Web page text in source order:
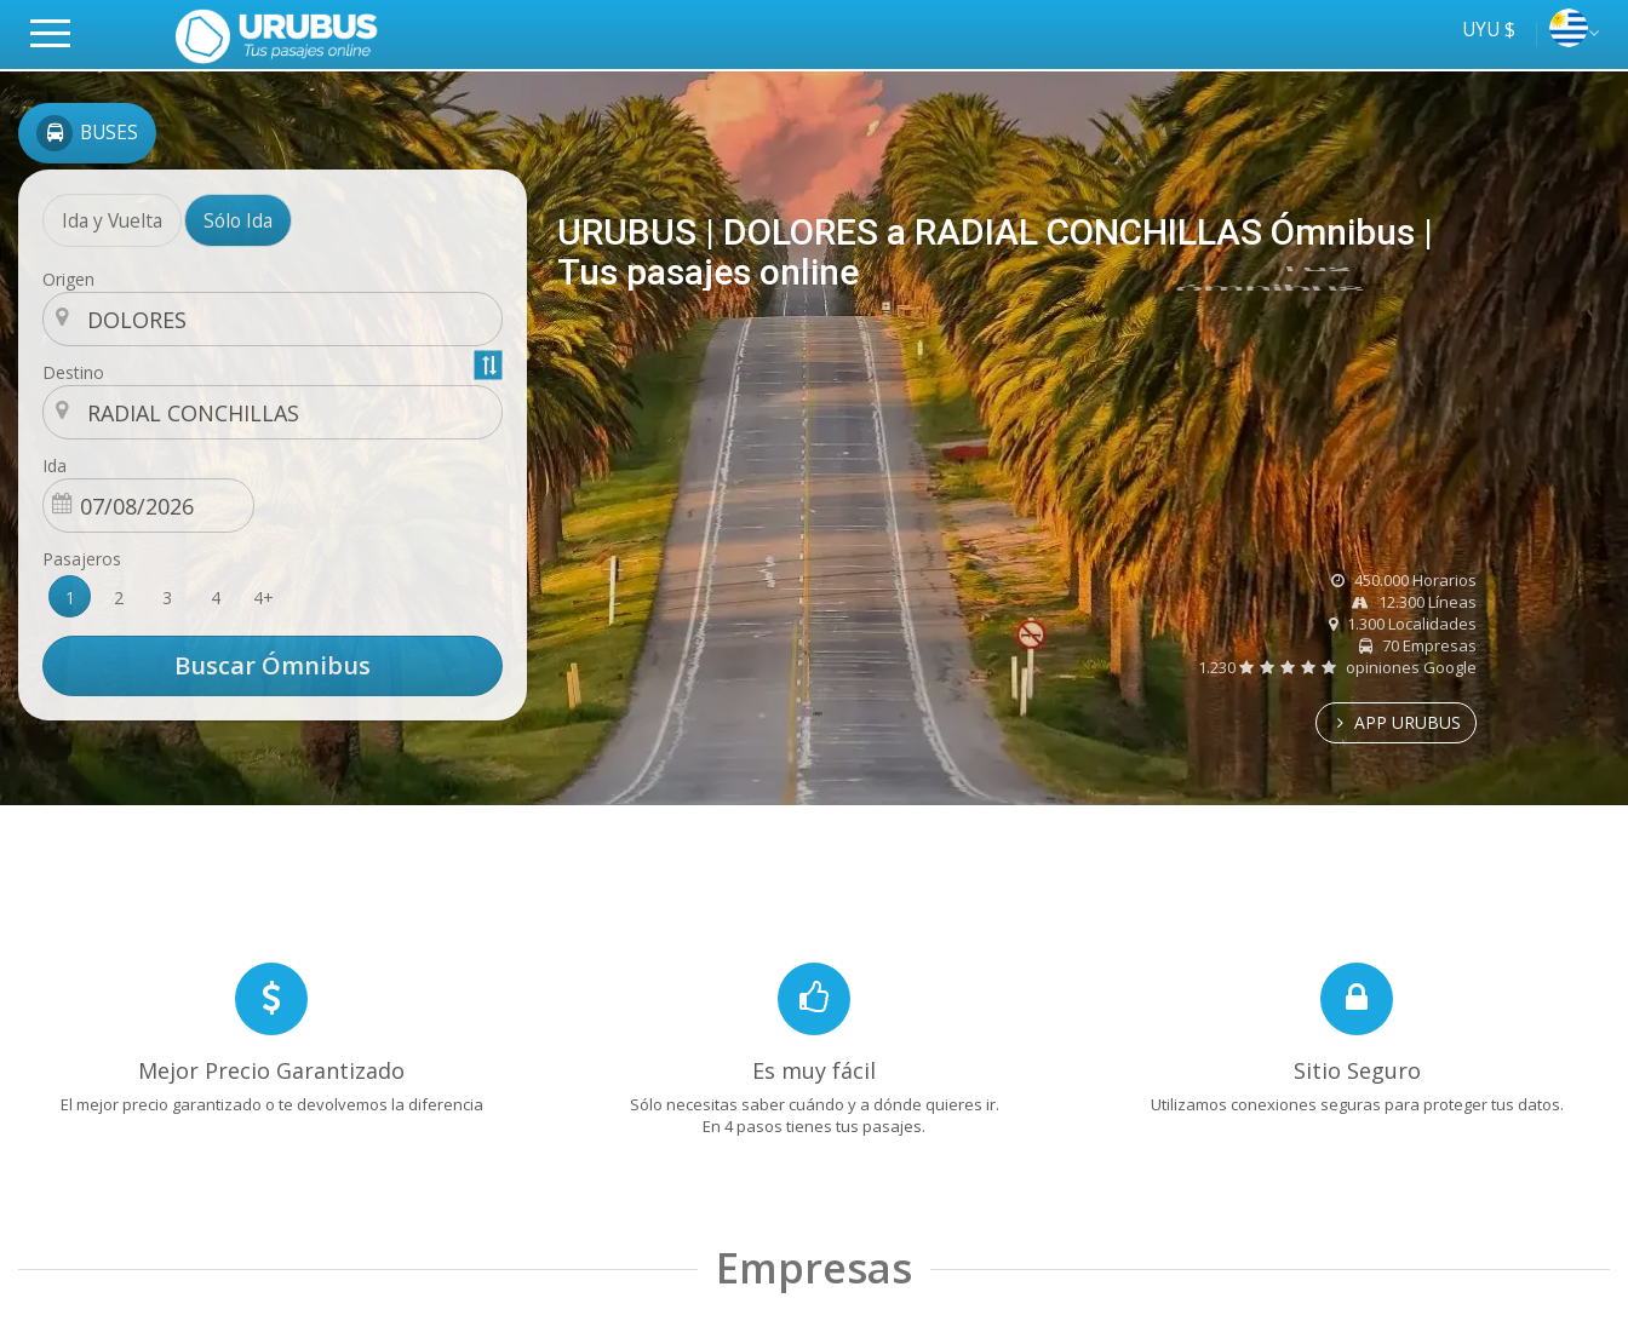
UYU $
BUSES
Ida y Vuelta Sólo Ida
Origen
Destino
Ida
Pasajeros
1
2 3 4 4+
URUBUS | DOLORES a RADIAL CONCHILLAS Ómnibus |
Tus pasajes online
online
Tus
ómnibus
450.000 Horarios
12.300 Líneas
1.300 Localidades
70 Empresas
1.230
opiniones Google
APP URUBUS
Mejor Precio Garantizado
El mejor precio garantizado o te devolvemos la diferencia
Es muy fácil
Sólo necesitas saber cuándo y a dónde quieres ir.
En 4 pasos tienes tus pasajes.
Sitio Seguro
Utilizamos conexiones seguras para proteger tus datos.
Empresas